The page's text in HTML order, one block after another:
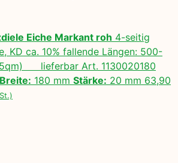
Eiche Markant roh 4-seitig
KD ca. 10% fallende Längen: 500-
lieferbar Art. 1130020180
Breite: 180 mm Stärke: 20 mm 63,90